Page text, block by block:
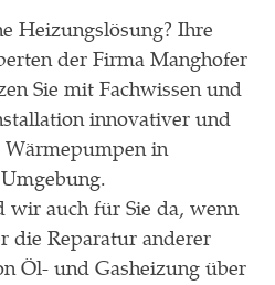
Heizungslösung? Ihre
der Firma Manghofer
Sie mit Fachwissen und
innovativer und
Wärmepumpen in
wir auch für Sie da, wenn
die Reparatur anderer
Öl- und Gasheizung über